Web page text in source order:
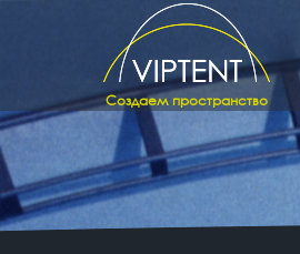
Создаем пространство